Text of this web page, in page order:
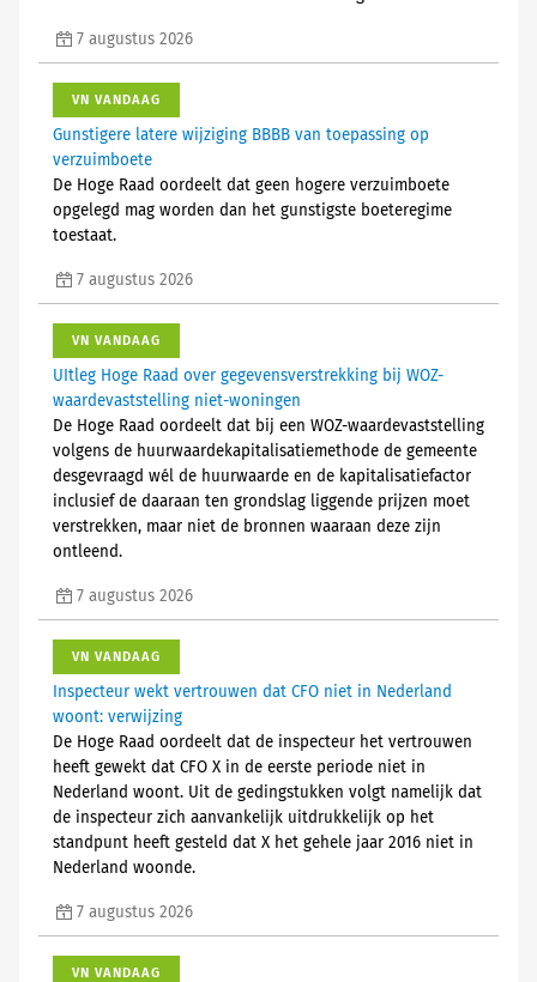
7 augustus 2026
VN VANDAAG
Gunstigere latere wijziging BBBB van toepassing op
verzuimboete
De Hoge Raad oordeelt dat geen hogere verzuimboete
opgelegd mag worden dan het gunstigste boeteregime
toestaat.
7 augustus 2026
VN VANDAAG
UItleg Hoge Raad over gegevensverstrekking bij WOZ-
waardevaststelling niet-woningen
De Hoge Raad oordeelt dat bij een WOZ-waardevaststelling
volgens de huurwaardekapitalisatiemethode de gemeente
desgevraagd wél de huurwaarde en de kapitalisatiefactor
inclusief de daaraan ten grondslag liggende prijzen moet
verstrekken, maar niet de bronnen waaraan deze zijn
ontleend.
7 augustus 2026
VN VANDAAG
Inspecteur wekt vertrouwen dat CFO niet in Nederland
woont: verwijzing
De Hoge Raad oordeelt dat de inspecteur het vertrouwen
heeft gewekt dat CFO X in de eerste periode niet in
Nederland woont. Uit de gedingstukken volgt namelijk dat
de inspecteur zich aanvankelijk uitdrukkelijk op het
standpunt heeft gesteld dat X het gehele jaar 2016 niet in
Nederland woonde.
7 augustus 2026
VN VANDAAG